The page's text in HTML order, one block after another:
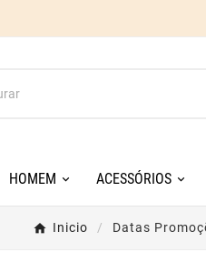
HOMEM ACESSÓRIOS
Inicio Datas